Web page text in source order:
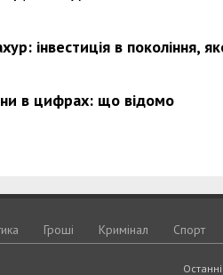
інвестиція в покоління,
в цифрах: що відомо
Грошi Кримiнал Спорт